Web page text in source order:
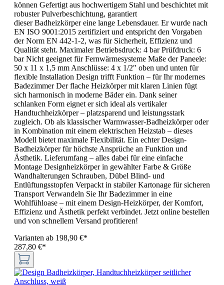
können Gefertigt aus hochwertigem Stahl und beschichtet mit
robuster Pulverbeschichtung, garantiert
dieser Badheizkörper eine lange Lebensdauer. Er wurde nach
EN ISO 9001:2015 zertifiziert und entspricht den Vorgaben
der Norm EN 442-1-2, was für Sicherheit, Effizienz und
Qualität steht. Maximaler Betriebsdruck: 4 bar Prüfdruck: 6
bar Nicht geeignet für Fernwärmesysteme Maße der Paneele:
50 x 11 x 1,5 mm Anschlüsse: 4 x 1/2" oben und unten für
flexible Installation Design trifft Funktion – für Ihr modernes
Badezimmer Der flache Heizkörper mit klaren Linien fügt
sich harmonisch in moderne Bäder ein. Dank seiner
schlanken Form eignet er sich ideal als vertikaler
Handtuchheizkörper – platzsparend und leistungsstark
zugleich. Ob als klassischer Warmwasser-Badheizkörper oder
in Kombination mit einem elektrischen Heizstab – dieses
Modell bietet maximale Flexibilität. Ein echter Design-
Badheizkörper für höchste Ansprüche an Funktion und
Ästhetik. Lieferumfang – alles dabei für eine einfache
Montage Designheizkörper in gewählter Farbe & Größe
Wandhalterungen Schrauben, Dübel Blind- und
Entlüftungsstopfen Verpackt in stabiler Kartonage für sicheren
Transport Verwandeln Sie Ihr Badezimmer in eine
Wohlfühloase – mit einem Design-Heizkörper, der Komfort,
Effizienz und Ästhetik perfekt verbindet. Jetzt online bestellen
und von schnellem Versand profitieren!
Varianten ab 198,90 €*
287,80 €*